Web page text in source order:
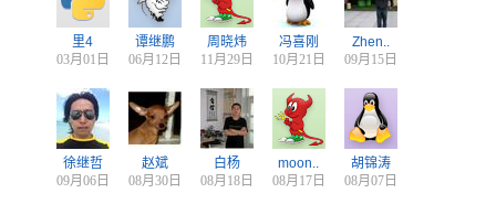
里4
03月01日
谭继鹏
06月12日
周晓炜
11月29日
冯喜刚
10月21日
Zhen..
09月15日
徐继哲
09月06日
赵斌
08月30日
白杨
08月18日
moon..
08月17日
胡锦涛
08月07日